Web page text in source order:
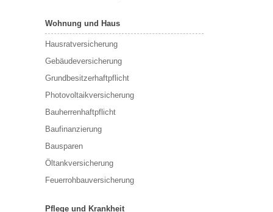
Wohnung und Haus
Hausratversicherung
Gebäudeversicherung
Grundbesitzerhaftpflicht
Photovoltaikversicherung
Bauherrenhaftpflicht
Baufinanzierung
Bausparen
Öltankversicherung
Feuerrohbauversicherung
Pflege und Krankheit